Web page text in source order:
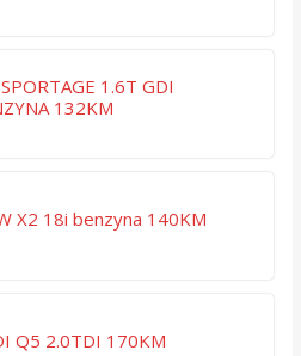
1.6T GDI
132KM
X2 18i benzyna 140KM
Q5 2.0TDI 170KM